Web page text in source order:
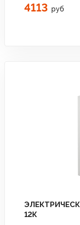
4113 руб
12К